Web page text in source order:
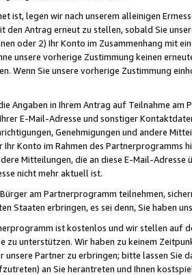
ist, legen wir nach unserem alleinigen
den Antrag erneut zu stellen, sobald Sie
oder 2) Ihr Konto im Zusammenhang mit
unsere vorherige Zustimmung keinen
Wenn Sie unsere vorherige Zustimmung
Angaben in Ihrem Antrag auf Teilnahme
E-Mail-Adresse und sonstiger
Genehmigungen und andere
Konto im Rahmen des Partnerprogramms
Mitteilungen, die an diese E-Mail-
nicht mehr aktuell ist.
am Partnerprogramm teilnehmen,
Staaten erbringen, es sei denn, Sie haben
ist kostenlos und wir stellen auf
zu unterstützen. Wir haben zu keinem
Partner zu erbringen; bitte lassen Sie
an Sie herantreten und Ihnen